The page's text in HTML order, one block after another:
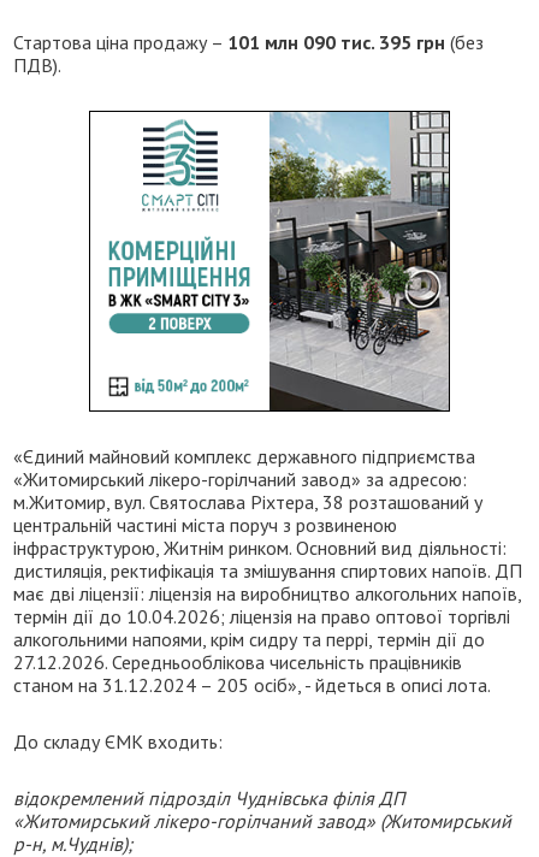
Стартова ціна продажу – 101 млн 090 тис. 395 грн (без
ПДВ).
«Єдиний майновий комплекс державного підприємства
«Житомирський лікеро-горілчаний завод» за адресою:
м.Житомир, вул. Святослава Ріхтера, 38 розташований у
центральній частині міста поруч з розвиненою
інфраструктурою, Житнім ринком. Основний вид діяльності:
дистиляція, ректифікація та змішування спиртових напоїв. ДП
має дві ліцензії: ліцензія на виробництво алкогольних напоїв,
термін дії до 10.04.2026; ліцензія на право оптової торгівлі
алкогольними напоями, крім сидру та перрі, термін дії до
27.12.2026. Середньооблікова чисельність працівників
станом на 31.12.2024 – 205 осіб», - йдеться в описі лота.
До складу ЄМК входить:
відокремлений підрозділ Чуднівська філія ДП
«Житомирський лікеро-горілчаний завод» (Житомирський
р-н, м.Чуднів);